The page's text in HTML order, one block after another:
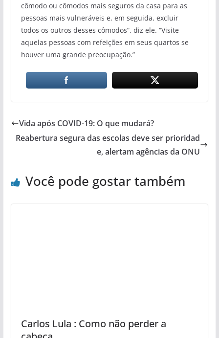
cômodo ou cômodos mais seguros da casa para as
pessoas mais vulneráveis ​​e, em seguida, excluir
todos os outros desses cômodos”, diz ele. “Visite
aquelas pessoas com refeições em seus quartos se
houver uma grande preocupação.”
Vida após COVID-19: O que mudará?
Reabertura segura das escolas deve ser prioridad
e, alertam agências da ONU
Você pode gostar também
Carlos Lula : Como não perder a